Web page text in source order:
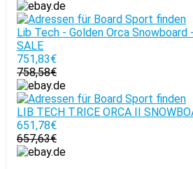
Lib Tech - Golden Orca Snowboard
SALE
751,83€
758,58€
LIB TECH T.RICE ORCA II
651,78€
657,63€